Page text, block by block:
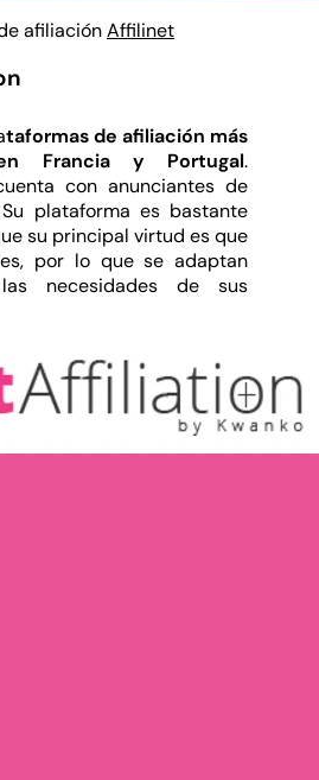
afiliaciónAffilinet
taformas de afiliación más
Francia y Portugal.
con anunciantes de
plataforma es bastante
su principal virtud es que
por lo que se adaptan
necesidades de sus